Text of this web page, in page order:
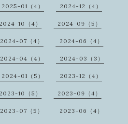
2025-01（4） 2024-12（4）
2024-10（4） 2024-09（5）
2024-07（4） 2024-06（4）
2024-04（4） 2024-03（3）
2024-01（5） 2023-12（4）
2023-10（5） 2023-09（4）
2023-07（5） 2023-06（4）